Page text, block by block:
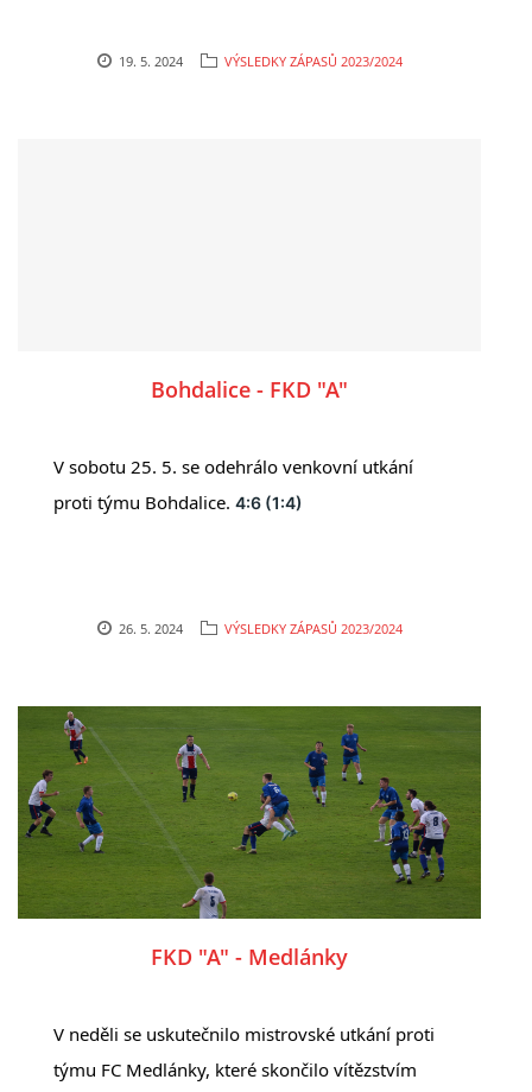
19. 5. 2024 VÝSLEDKY ZÁPASŮ 2023/2024
Bohdalice - FKD "A"
V sobotu 25. 5. se odehrálo venkovní utkání
proti týmu Bohdalice. 4:6 (1:4)
26. 5. 2024 VÝSLEDKY ZÁPASŮ 2023/2024
FKD "A" - Medlánky
V neděli se uskutečnilo mistrovské utkání proti
týmu FC Medlánky, které skončilo vítězstvím